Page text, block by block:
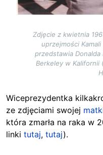
Zdjęcie z kwietnia
uprzejmości
przedstawia
Berkeley w Kalifornii
Wiceprezydentka
ze zdjęciami swojej
która zmarła na raka w
linki tutaj, tutaj).